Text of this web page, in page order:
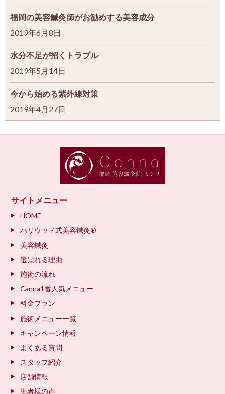
福岡の美容鍼灸師がお勧めする美容成分
2019年6月8日
水分不足が招くトラブル
2019年5月14日
今から始める紫外線対策
2019年4月27日
サイトメニュー
HOME
ハリウッド式美容鍼灸®
美容鍼灸
選ばれる理由
施術の流れ
Canna1番人気メニュー
料金プラン
施術メニュー一覧
キャンペーン情報
よくある質問
スタッフ紹介
店舗情報
患者様の声